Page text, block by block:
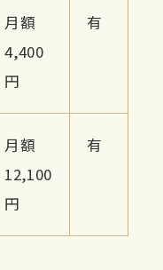
月額
4,400
円
有
月額
12,100
円
有